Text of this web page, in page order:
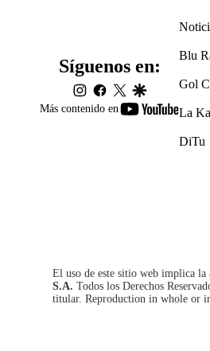
Más contenido en
Síguenos en:
instagram
facebook
twittergoogle
Blu
Gol
La
DiTu
El uso de este sitio web implica la
S.A. Todos los Derechos
titular. Reproduction in whole or